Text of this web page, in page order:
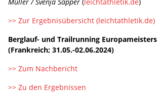
>> Zur Ergebnisübersicht (leichtathletik.de)
Berglauf- und Trailrunning
(Frankreich; 31.05.-02.06.2024)
>> Zum Nachbericht
>> Zu den Ergebnissen